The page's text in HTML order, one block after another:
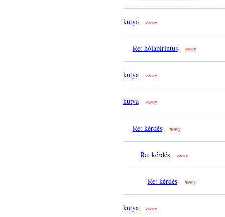
kutya nowy
Re: hólabirintus nowy
kutya nowy
kutya nowy
Re: kérdés nowy
Re: kérdés nowy
Re: kérdés nowy
kutya nowy